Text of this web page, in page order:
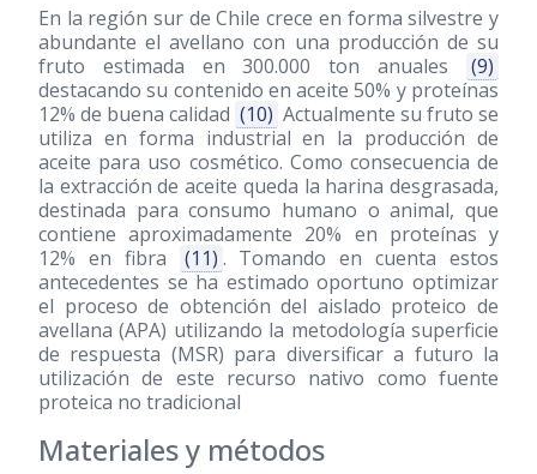
En la región sur de Chile crece en forma silvestre y
abundante el avellano con una producción de su
fruto estimada en 300.000 ton anuales
(9)
destacando su contenido en aceite 50% y proteínas
12% de buena calidad (10) Actualmente su fruto se
utiliza en forma industrial en la producción de
aceite para uso cosmético. Como consecuencia de
la extracción de aceite queda la harina desgrasada,
destinada para consumo humano o animal, que
contiene aproximadamente 20% en proteínas y
12% en fibra
(11) . Tomando en cuenta estos
antecedentes se ha estimado oportuno optimizar
el proceso de obtención del aislado proteico de
avellana (APA) utilizando la metodología superficie
de respuesta (MSR) para diversificar a futuro la
utilización de este recurso nativo como fuente
proteica no tradicional
Materiales y métodos